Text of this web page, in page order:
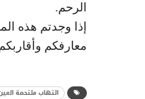
الرحم.
إذا وجدتم هذه
معارفكم
التهاب ملتحمة